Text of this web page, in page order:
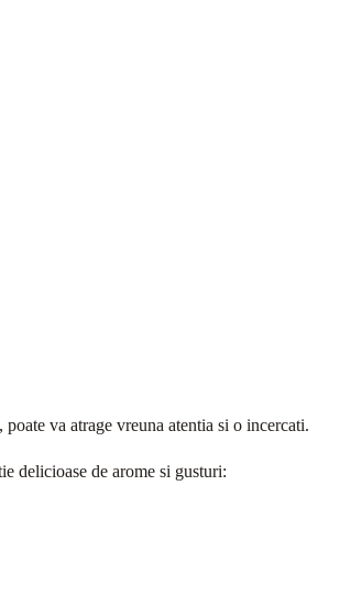
, poate va atrage vreuna atentia si o incercati.
delicioase de arome si gusturi: